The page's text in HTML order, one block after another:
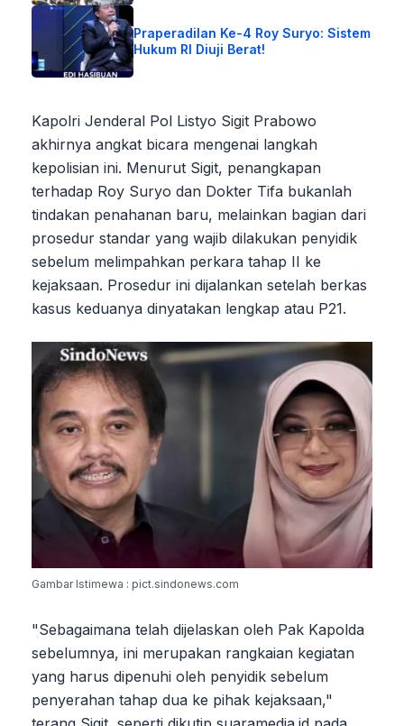
Praperadilan Ke-4 Roy Suryo: Sistem
Hukum RI Diuji Berat!
Kapolri Jenderal Pol Listyo Sigit Prabowo
akhirnya angkat bicara mengenai langkah
kepolisian ini. Menurut Sigit, penangkapan
terhadap Roy Suryo dan Dokter Tifa bukanlah
tindakan penahanan baru, melainkan bagian dari
prosedur standar yang wajib dilakukan penyidik
sebelum melimpahkan perkara tahap II ke
kejaksaan. Prosedur ini dijalankan setelah berkas
kasus keduanya dinyatakan lengkap atau P21.
Gambar Istimewa : pict.sindonews.com
"Sebagaimana telah dijelaskan oleh Pak Kapolda
sebelumnya, ini merupakan rangkaian kegiatan
yang harus dipenuhi oleh penyidik sebelum
penyerahan tahap dua ke pihak kejaksaan,"